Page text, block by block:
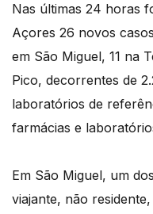
Nas últimas 24 horas
Açores 26 novos
em São Miguel, 11 na
Pico, decorrentes de
laboratórios de
farmácias e
Em São Miguel, um
viajante, não